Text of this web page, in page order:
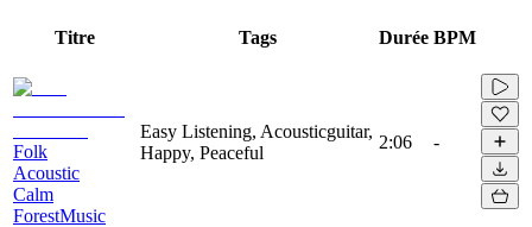
Titre Tags Durée BPM
Folk
Acoustic
Calm
ForestMusic
Easy Listening, Acousticguitar,
Happy, Peaceful
2:06 -